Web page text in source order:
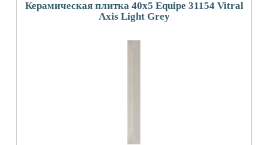
Керамическая плитка 40x5 Equipe 31154 Vitral
Axis Light Grey